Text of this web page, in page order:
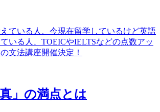
ている人、今現在留学しているけど英語
いる人、TOEICやIELTSなどの点数アッ
文法講座開催決定！
」の満点とは